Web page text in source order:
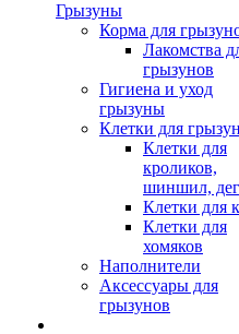
Грызуны
Корма для
Лакомства
грызунов
Гигиена и уход
грызуны
Клетки для
Клетки для
кроликов,
шиншил,
Клетки для
Клетки для
хомяков
Наполнители
Аксессуары для
грызунов